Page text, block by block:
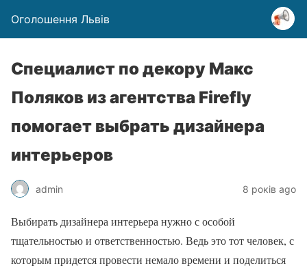
Оголошення Львів
Специалист по декору Макс
Поляков из агентства Firefly
помогает выбрать дизайнера
интерьеров
admin 8 років ago
Выбирать дизайнера интерьера нужно с особой
тщательностью и ответственностью. Ведь это тот человек, с
которым придется провести немало времени и поделиться